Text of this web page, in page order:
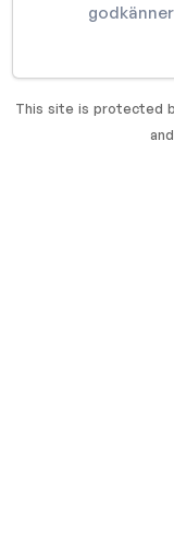
This site is protected
and